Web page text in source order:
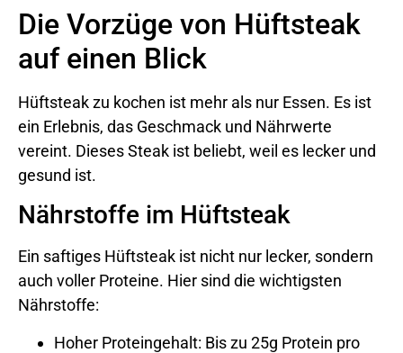
Die Vorzüge von Hüftsteak
auf einen Blick
Hüftsteak zu kochen ist mehr als nur Essen. Es ist
ein Erlebnis, das Geschmack und Nährwerte
vereint. Dieses Steak ist beliebt, weil es lecker und
gesund ist.
Nährstoffe im Hüftsteak
Ein saftiges Hüftsteak ist nicht nur lecker, sondern
auch voller Proteine. Hier sind die wichtigsten
Nährstoffe:
Hoher Proteingehalt: Bis zu 25g Protein pro